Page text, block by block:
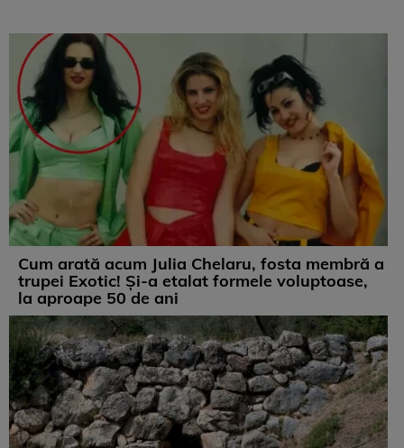
Cum arată acum Julia Chelaru, fosta membră a
trupei Exotic! Și-a etalat formele voluptoase,
la aproape 50 de ani